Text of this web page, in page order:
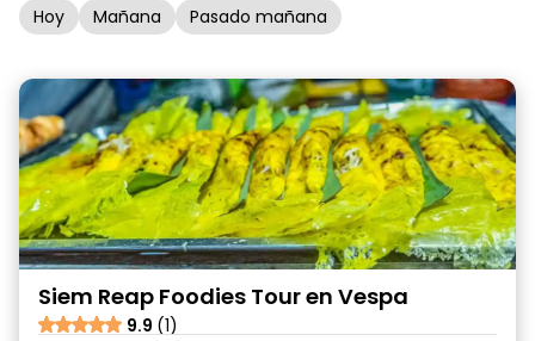
Hoy Mañana Pasado mañana
Siem Reap Foodies Tour en Vespa
9.9 (1)